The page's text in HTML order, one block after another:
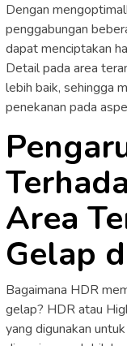
Dengan
penggabungan
dapat menciptakan
Detail pada area
lebih baik, sehingga
penekanan pada
Area
Gelap
Bagaimana HDR
gelap? HDR atau
yang digunakan